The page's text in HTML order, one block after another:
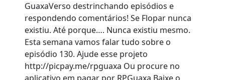
GuaxaVerso destrinchando episódios e
respondendo comentários! Se Flopar nunca
existiu. Até porque…. Nunca existiu mesmo.
Esta semana vamos falar tudo sobre o
episódio 130. Ajude esse projeto
http://picpay.me/rpguaxa Ou procure no